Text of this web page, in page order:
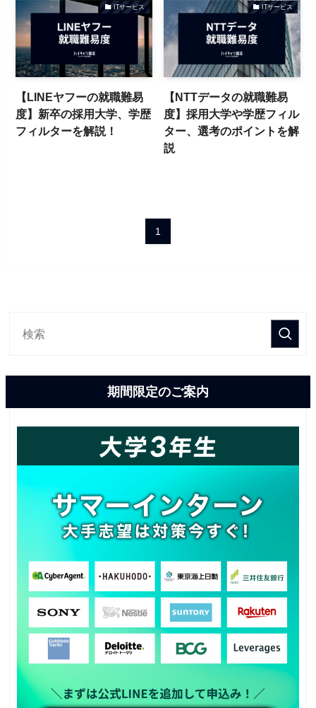
ITサービス
【LINEヤフーの就職難易
度】新卒の採用大学、学歴
フィルターを解説！
ITサービス
【NTTデータの就職難易
度】採用大学や学歴フィル
ター、選考のポイントを解
説
1
期間限定のご案内